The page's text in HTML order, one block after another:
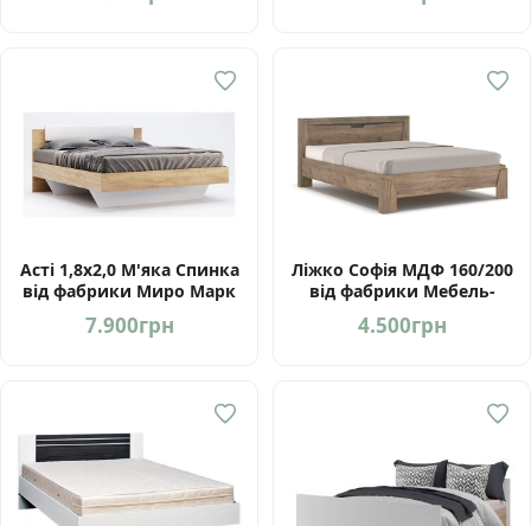
Асті 1,8х2,0 М'яка Спинка
від фабрики Миро Марк
7.900грн
Ліжко Софія МДФ 160/200
від фабрики Мебель-
Сервіс Україна
4.500грн